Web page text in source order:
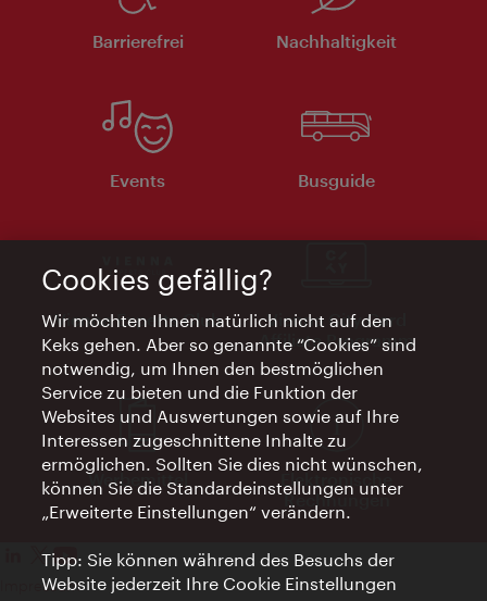
Barrierefrei Nachhaltigkeit
Events Busguide
Vienna Experts Club
Vienna City Card
Affiliate Programm
Werbemittel
Elektronische
Rechnungen
Impressum
Cookies gefällig?
Wir möchten Ihnen natürlich nicht auf den
Keks gehen. Aber so genannte “Cookies” sind
notwendig, um Ihnen den bestmöglichen
Service zu bieten und die Funktion der
Websites und Auswertungen sowie auf Ihre
Interessen zugeschnittene Inhalte zu
ermöglichen. Sollten Sie dies nicht wünschen,
können Sie die Standardeinstellungen unter
„Erweiterte Einstellungen“ verändern.
Tipp: Sie können während des Besuchs der
Website jederzeit Ihre Cookie Einstellungen